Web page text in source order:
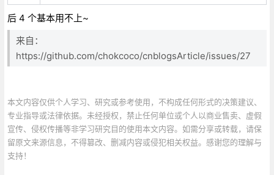
后 4 个基本用不上~
来自：
https://github.com/chokcoco/cnblogsArticle/issues/27
本文内容仅供个人学习、研究或参考使用，不构成任何形式的决策建议、
专业指导或法律依据。未经授权，禁止任何单位或个人以商业售卖、虚假
宣传、侵权传播等非学习研究目的使用本文内容。如需分享或转载，请保
留原文来源信息，不得篡改、删减内容或侵犯相关权益。感谢您的理解与
支持！